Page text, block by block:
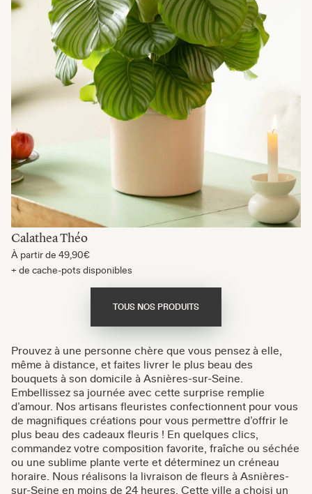
Calathea Théo
À partir de 49,90€
+ de cache-pots disponibles
TOUS NOS PRODUITS
Prouvez à une personne chère que vous pensez à elle,
même à distance, et faites livrer le plus beau des
bouquets à son domicile à Asnières-sur-Seine.
Embellissez sa journée avec cette surprise remplie
d’amour. Nos artisans fleuristes confectionnent pour vous
de magnifiques créations pour vous permettre d’offrir le
plus beau des cadeaux fleuris ! En quelques clics,
commandez votre composition favorite, fraîche ou séchée
ou une sublime plante verte et déterminez un créneau
horaire. Nous réalisons la livraison de fleurs à Asnières-
sur-Seine en moins de 24 heures. Cette ville a choisi un